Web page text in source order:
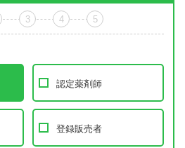
3 4 5
認定薬剤師
登録販売者